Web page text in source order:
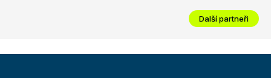
Další partneři